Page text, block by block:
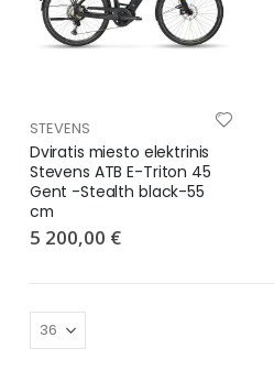
STEVENS
Dviratis miesto elektrinis
Stevens ATB E-Triton 45
Gent -Stealth black-55
cm
5 200,00 €